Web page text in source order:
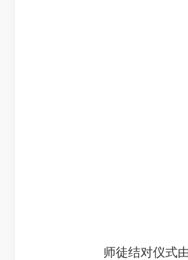
师徒结对仪式由